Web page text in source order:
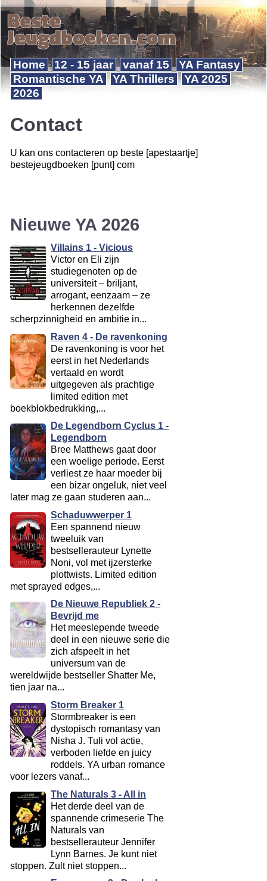
Home 12 - 15 jaar vanaf 15
YA Fantasy
Romantische YA
YA Thrillers
YA 2025
2026
Contact
U kan ons contacteren op beste [apestaartje]
bestejeugdboeken [punt] com
Nieuwe YA 2026
Villains 1 - Vicious
Victor en Eli zijn
studiegenoten op de
universiteit – briljant,
arrogant, eenzaam – ze
herkennen dezelfde
scherpzinnigheid en ambitie in...
Raven 4 - De ravenkoning
De ravenkoning is voor het
eerst in het Nederlands
vertaald en wordt
uitgegeven als prachtige
limited edition met
boekblokbedrukking,...
De Legendborn Cyclus 1 -
Legendborn
Bree Matthews gaat door
een woelige periode. Eerst
verliest ze haar moeder bij
een bizar ongeluk, niet veel
later mag ze gaan studeren aan...
Schaduwwerper 1
Een spannend nieuw
tweeluik van
bestsellerauteur Lynette
Noni, vol met ijzersterke
plottwists. Limited edition
met sprayed edges,...
De Nieuwe Republiek 2 -
Bevrijd me
Het meeslepende tweede
deel in een nieuwe serie die
zich afspeelt in het
universum van de
wereldwijde bestseller Shatter Me,
tien jaar na...
Storm Breaker 1
Stormbreaker is een
dystopisch romantasy van
Nisha J. Tuli vol actie,
verboden liefde en juicy
roddels. YA urban romance
voor lezers vanaf...
The Naturals 3 - All in
Het derde deel van de
spannende crimeserie The
Naturals van
bestsellerauteur Jennifer
Lynn Barnes. Je kunt niet
stoppen. Zult niet stoppen...